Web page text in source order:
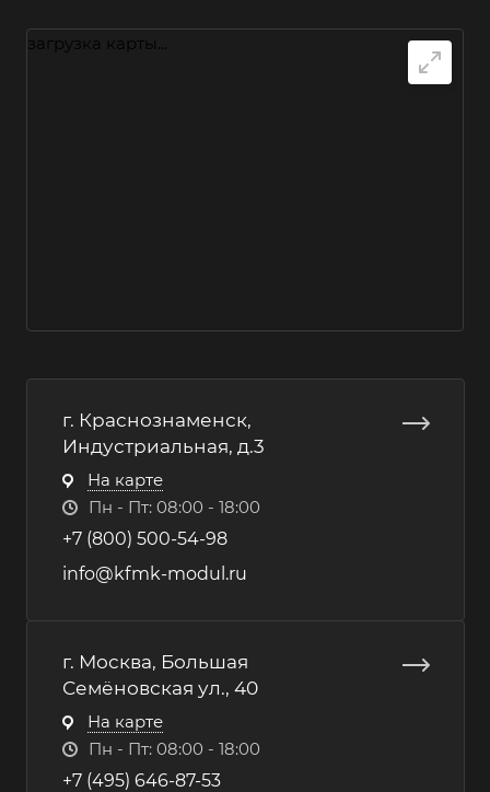
загрузка карты...
г. Краснознаменск,
Индустриальная, д.3
На карте
Пн - Пт: 08:00 - 18:00
+7 (800) 500-54-98
info@kfmk-modul.ru
г. Москва, Большая
Семёновская ул., 40
На карте
Пн - Пт: 08:00 - 18:00
+7 (495) 646-87-53